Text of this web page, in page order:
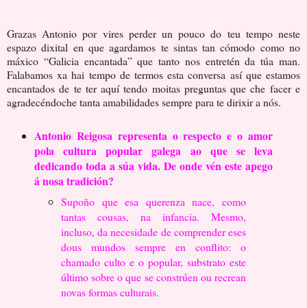
Grazas Antonio por vires perder un pouco do teu tempo neste
espazo dixital en que agardamos te sintas tan cómodo como no
máxico “Galicia encantada” que tanto nos entretén da túa man.
Falabamos xa hai tempo de termos esta conversa así que estamos
encantados de te ter aquí tendo moitas preguntas que che facer e
agradecéndoche tanta amabilidades sempre para te dirixir a nós.
Antonio Reigosa representa o respecto e o amor
pola cultura popular galega ao que se leva
dedicando toda a súa vida. De onde vén este apego
á nosa tradición?
Supoño que esa querenza nace, como
tantas cousas, na infancia. Mesmo,
incluso, da necesidade de comprender eses
dous mundos sempre en conflito: o
chamado culto e o popular, substrato este
último sobre o que se constrúen ou recrean
novas formas culturais.